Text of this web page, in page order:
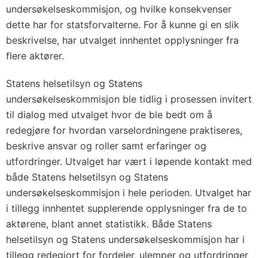
undersøkelseskommisjon, og hvilke konsekvenser
dette har for statsforvalterne. For å kunne gi en slik
beskrivelse, har utvalget innhentet opplysninger fra
flere aktører.
Statens helsetilsyn og Statens
undersøkelseskommisjon ble tidlig i prosessen invitert
til dialog med utvalget hvor de ble bedt om å
redegjøre for hvordan varselordningene praktiseres,
beskrive ansvar og roller samt erfaringer og
utfordringer. Utvalget har vært i løpende kontakt med
både Statens helsetilsyn og Statens
undersøkelseskommisjon i hele perioden. Utvalget har
i tillegg innhentet supplerende opplysninger fra de to
aktørene, blant annet statistikk. Både Statens
helsetilsyn og Statens undersøkelseskommisjon har i
tillegg redegjort for fordeler, ulemper og utfordringer